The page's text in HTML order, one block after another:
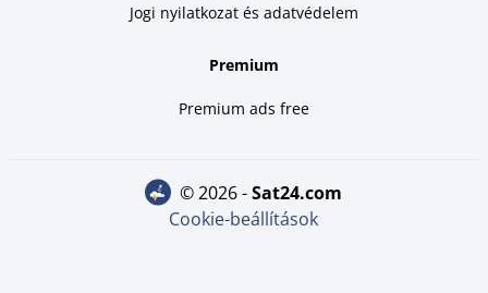
Jogi nyilatkozat és adatvédelem
Premium
Premium ads free
© 2026 - sat24.com
Cookie-beállítások